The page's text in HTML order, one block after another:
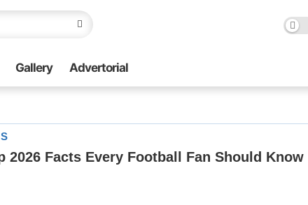
Gallery Advertorial